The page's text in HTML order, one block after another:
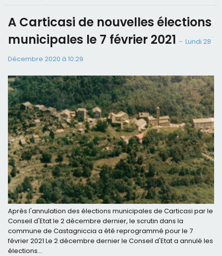
A Carticasi de nouvelles élections
municipales le 7 février 2021 - Lundi 28
Décembre 2020 à 10:29
Après l'annulation des élections municipales de Carticasi par le
Conseil d'Etat le 2 décembre dernier, le scrutin dans la
commune de Castagniccia a été reprogrammé pour le 7
février 2021 Le 2 décembre dernier le Conseil d'Etat a annulé les
élections...